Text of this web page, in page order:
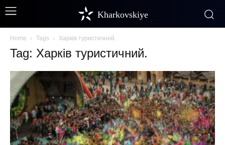
Kharkovskiye
Home Tags Харків туристичний.
Tag: Харків туристичний.